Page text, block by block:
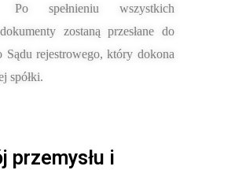
spełnieniu wszystkich
zostaną przesłane do
Sądu rejestrowego, który dokona
spółki.
przemysłu i